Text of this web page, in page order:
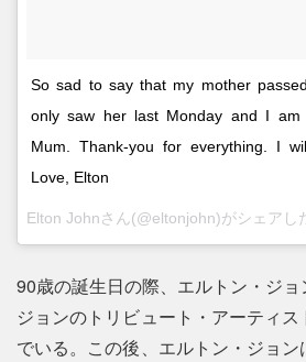
So sad to say that my mother
only saw her last Monday and I am
Mum. Thank-you for everything. I
Love, Elton
Elton Johnさん(@eltonjohn)がシェアし
90歳の誕生日の際、エルトン・ジョ
ジョンのトリビュート・アーティ
でいる。この後、エルトン・ジョ